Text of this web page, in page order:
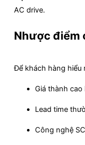
AC drive.
Nhược điểm
Để khách hàng hiểu
Giá thành
Lead time
Công nghệ